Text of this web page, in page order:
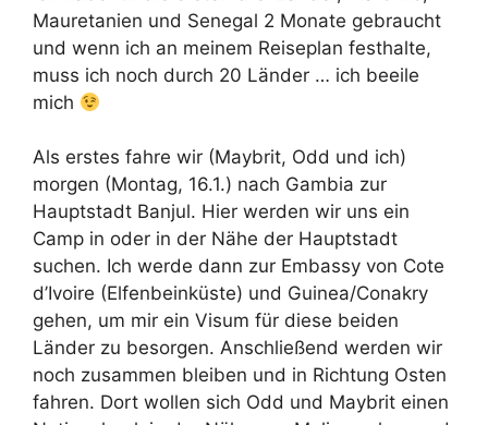
Mauretanien und Senegal 2 Monate gebraucht
und wenn ich an meinem Reiseplan festhalte,
muss ich noch durch 20 Länder … ich beeile
mich
Als erstes fahre wir (Maybrit, Odd und ich)
morgen (Montag, 16.1.) nach Gambia zur
Hauptstadt Banjul. Hier werden wir uns ein
Camp in oder in der Nähe der Hauptstadt
suchen. Ich werde dann zur Embassy von Cote
d’Ivoire (Elfenbeinküste) und Guinea/Conakry
gehen, um mir ein Visum für diese beiden
Länder zu besorgen. Anschließend werden wir
noch zusammen bleiben und in Richtung Osten
fahren. Dort wollen sich Odd und Maybrit einen